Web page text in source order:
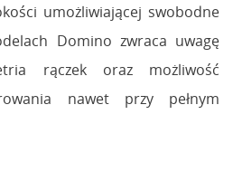
umożliwiającej swobodne
Domino zwraca uwagę
rączek oraz możliwość
nawet przy pełnym